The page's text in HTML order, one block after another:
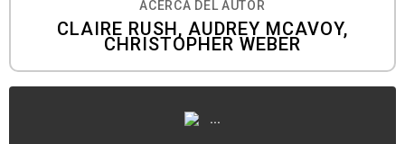
ACERCA DEL AUTOR
CLAIRE RUSH, AUDREY MCAVOY,
CHRISTOPHER WEBER
...